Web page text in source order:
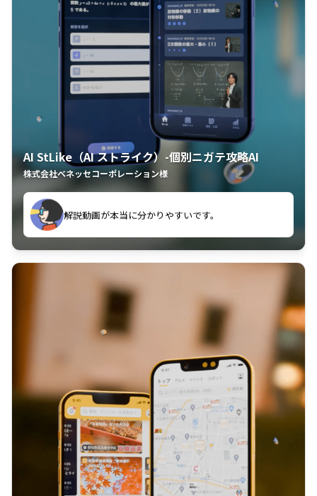
AI StLike（AI ストライク）-個別ニガテ攻略AI
株式会社ベネッセコーポレーション様
古文漢文を主に使わせていただいているが、復習する
のに非常に役立っている。
解説動画が本当に分かりやすいです。